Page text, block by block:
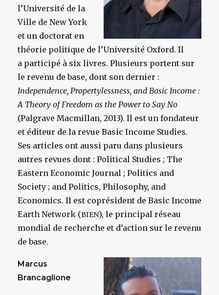
l’Université de la
Ville de New York
et un doctorat en
théorie politique de l’Université Oxford. Il
a participé à six livres. Plusieurs portent sur
le revenu de base, dont son dernier :
Independence, Propertylessness, and Basic Income :
A Theory of Freedom as the Power to Say No
(Palgrave Macmillan, 2013). Il est un fondateur
et éditeur de la revue Basic Income Studies.
Ses articles ont aussi paru dans plusieurs
autres revues dont : Political Studies ; The
Eastern Economic Journal ; Politics and
Society ; and Politics, Philosophy, and
Economics. Il est coprésident de Basic Income
Earth Network (BIEN), le principal réseau
mondial de recherche et d’action sur le revenu
de base.
Marcus
Brancaglione